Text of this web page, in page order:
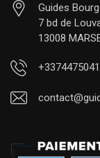
Guides
7 bd de
13008